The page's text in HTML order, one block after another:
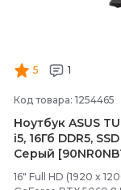
5 1
Код товара: 1254465
Ноутбук ASUS
i5, 16Гб DDR5,
Серый
16" Full HD (1920 x